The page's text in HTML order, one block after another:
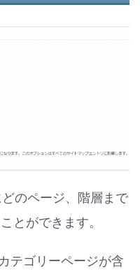
のページ、階層まで
とができます。
テゴリーページが含